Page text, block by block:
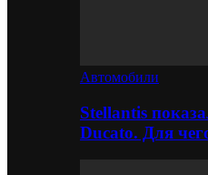
Автомобили
Stellantis
Ducato. Для